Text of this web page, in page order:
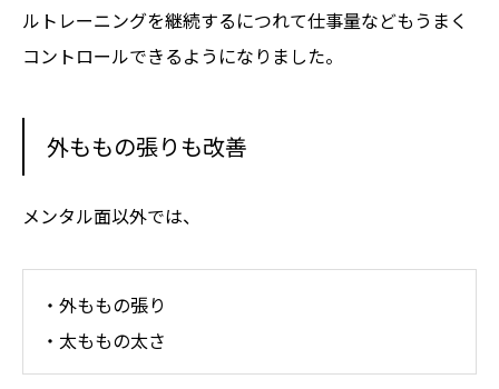
ルトレーニングを継続するにつれて仕事量などもうまく
コントロールできるようになりました。
外ももの張りも改善
メンタル面以外では、
・外ももの張り
・太ももの太さ